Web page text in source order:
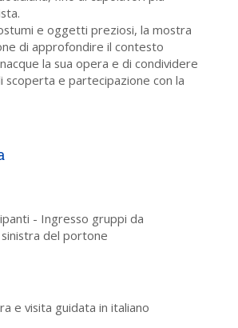
e oggetti preziosi, la mostra
di approfondire il contesto
la sua opera e di condividere
scoperta e partecipazione con la
- Ingresso gruppi da
del portone
e visita guidata in italiano